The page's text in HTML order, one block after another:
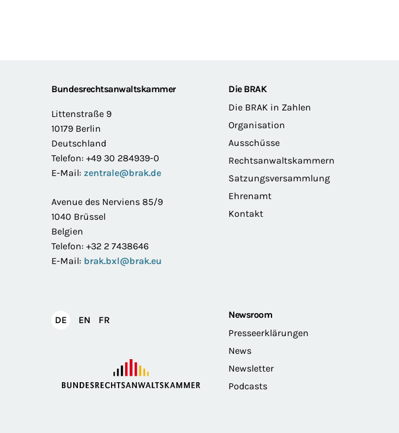
FooterBundesrechtsanwaltskammer
Littenstraße 9
10179 Berlin
Deutschland
Telefon: +49 30 284939-0
E-Mail: zentrale@brak.de
Avenue des Nerviens 85/9
1040 Brüssel
Belgien
Telefon: +32 2 7438646
E-Mail: brak.bxl@brak.eu
Die BRAK
Die BRAK in Zahlen
Organisation
Ausschüsse
Rechtsanwaltskammern
Satzungsversammlung
Ehrenamt
Kontakt
DEDeutsch
EN English
FR
Newsroom
Presseerklärungen
News
Newsletter
Podcasts